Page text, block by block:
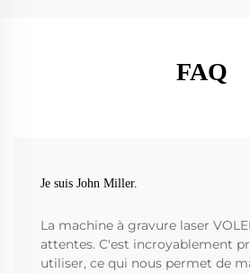
FAQ
Je suis John Miller.
La machine à gravure laser
attentes. C'est incroyablement
utiliser, ce qui nous permet de